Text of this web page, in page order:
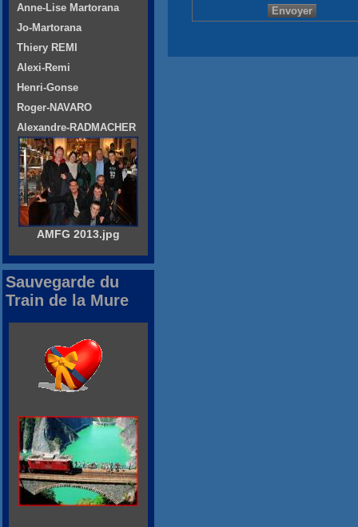
Anne-Lise Martorana
Jo-Martorana
Thiery REMI
Alexi-Remi
Henri-Gonse
Roger-NAVARO
Alexandre-RADMACHER
AMFG 2013.jpg
Sauvegarde du
Train de la Mure